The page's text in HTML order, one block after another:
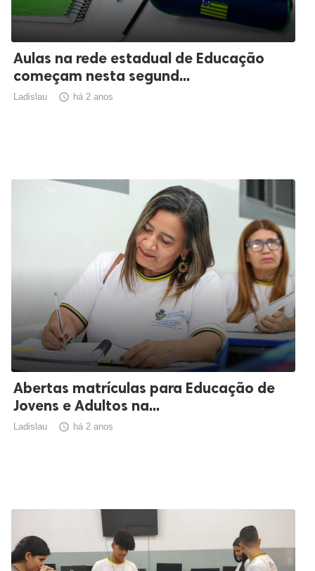
Aulas na rede estadual de Educação
começam nesta segund...
Ladislau  há 2 anos
Abertas matrículas para Educação de
Jovens e Adultos na...
Ladislau  há 2 anos